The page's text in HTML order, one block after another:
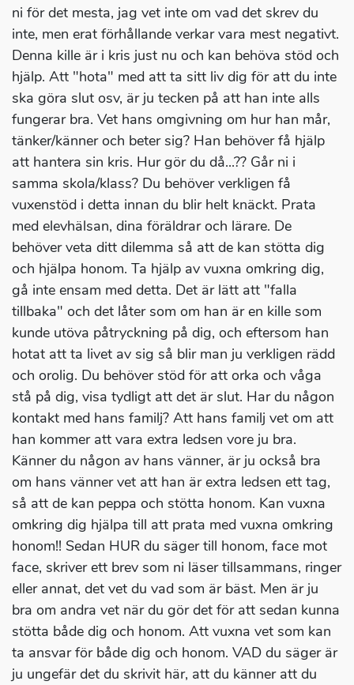
ni för det mesta, jag vet inte om vad det skrev du
inte, men erat förhållande verkar vara mest negativt.
Denna kille är i kris just nu och kan behöva stöd och
hjälp. Att "hota" med att ta sitt liv dig för att du inte
ska göra slut osv, är ju tecken på att han inte alls
fungerar bra. Vet hans omgivning om hur han mår,
tänker/känner och beter sig? Han behöver få hjälp
att hantera sin kris. Hur gör du då...?? Går ni i
samma skola/klass? Du behöver verkligen få
vuxenstöd i detta innan du blir helt knäckt. Prata
med elevhälsan, dina föräldrar och lärare. De
behöver veta ditt dilemma så att de kan stötta dig
och hjälpa honom. Ta hjälp av vuxna omkring dig,
gå inte ensam med detta. Det är lätt att "falla
tillbaka" och det låter som om han är en kille som
kunde utöva påtryckning på dig, och eftersom han
hotat att ta livet av sig så blir man ju verkligen rädd
och orolig. Du behöver stöd för att orka och våga
stå på dig, visa tydligt att det är slut. Har du någon
kontakt med hans familj? Att hans familj vet om att
han kommer att vara extra ledsen vore ju bra.
Känner du någon av hans vänner, är ju också bra
om hans vänner vet att han är extra ledsen ett tag,
så att de kan peppa och stötta honom. Kan vuxna
omkring dig hjälpa till att prata med vuxna omkring
honom!! Sedan HUR du säger till honom, face mot
face, skriver ett brev som ni läser tillsammans, ringer
eller annat, det vet du vad som är bäst. Men är ju
bra om andra vet när du gör det för att sedan kunna
stötta både dig och honom. Att vuxna vet som kan
ta ansvar för både dig och honom. VAD du säger är
ju ungefär det du skrivit här, att du känner att du